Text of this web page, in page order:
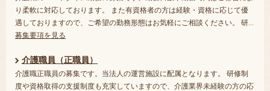
り柔軟に対応しております。 また有資格者の方は経験・資格に応じて優
遇しておりますので、ご希望の勤務形態はお気軽にご相談ください。 研…
募集要項を見る
介護職員（正職員）
介護職正職員の募集です。当法人の運営施設に配属となります。 研修制
度や資格取得の支援制度も充実していますので、介護業界未経験の方の応